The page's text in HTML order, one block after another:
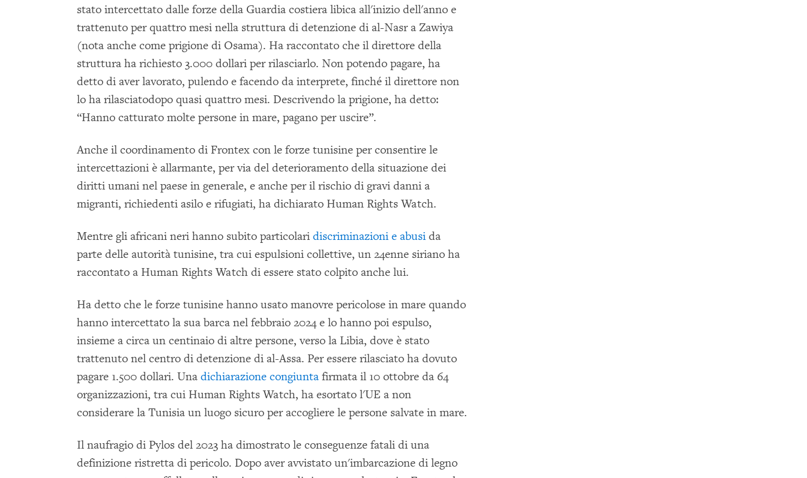
stato intercettato dalle forze della Guardia costiera libica all'inizio dell'anno e
trattenuto per quattro mesi nella struttura di detenzione di al-Nasr a Zawiya
(nota anche come prigione di Osama). Ha raccontato che il direttore della
struttura ha richiesto 3.000 dollari per rilasciarlo. Non potendo pagare, ha
detto di aver lavorato, pulendo e facendo da interprete, finché il direttore non
lo ha rilasciatodopo quasi quattro mesi. Descrivendo la prigione, ha detto:
“Hanno catturato molte persone in mare, pagano per uscire”.
Anche il coordinamento di Frontex con le forze tunisine per consentire le
intercettazioni è allarmante, per via del deterioramento della situazione dei
diritti umani nel paese in generale, e anche per il rischio di gravi danni a
migranti, richiedenti asilo e rifugiati, ha dichiarato Human Rights Watch.
Mentre gli africani neri hanno subito particolari discriminazioni e abusi da
parte delle autorità tunisine, tra cui espulsioni collettive, un 24enne siriano ha
raccontato a Human Rights Watch di essere stato colpito anche lui.
Ha detto che le forze tunisine hanno usato manovre pericolose in mare quando
hanno intercettato la sua barca nel febbraio 2024 e lo hanno poi espulso,
insieme a circa un centinaio di altre persone, verso la Libia, dove è stato
trattenuto nel centro di detenzione di al-Assa. Per essere rilasciato ha dovuto
pagare 1.500 dollari. Una dichiarazione congiunta firmata il 10 ottobre da 64
organizzazioni, tra cui Human Rights Watch, ha esortato l'UE a non
considerare la Tunisia un luogo sicuro per accogliere le persone salvate in mare.
Il naufragio di Pylos del 2023 ha dimostrato le conseguenze fatali di una
definizione ristretta di pericolo. Dopo aver avvistato un'imbarcazione di legno